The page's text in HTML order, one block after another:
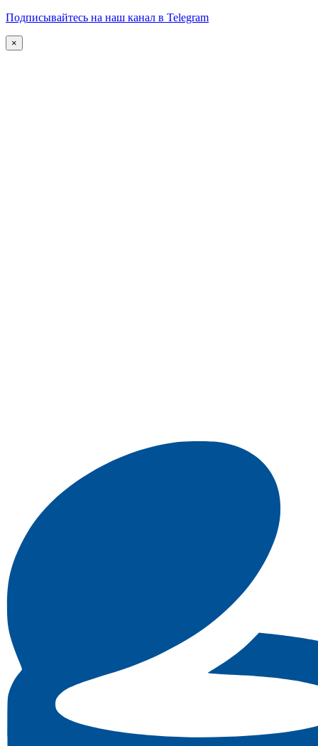
Подписывайтесь на наш канал в Telegram
×